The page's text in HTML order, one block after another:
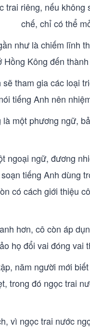
trai riêng, nếu
chế, chỉ có thể
như là chiếm lĩnh
Hồng Kông đến
tham gia các loại
tiếng Anh nên
một phương ngữ,
ngoại ngữ, đương
tiếng Anh dùng
có cách giới thiệu
hơn, cô còn áp
họ đổi vai đóng vai
năm người mới
trong đó ngọc trai
vì ngọc trai nước